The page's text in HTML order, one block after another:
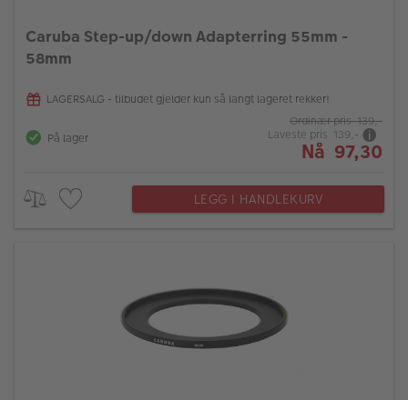
Caruba Step-up/down Adapterring 55mm -
58mm
LAGERSALG - tilbudet gjelder kun så langt lageret rekker!
På lager
Ordinær pris 139,-
Laveste pris 139,-
Nå 97,30
LEGG I HANDLEKURV